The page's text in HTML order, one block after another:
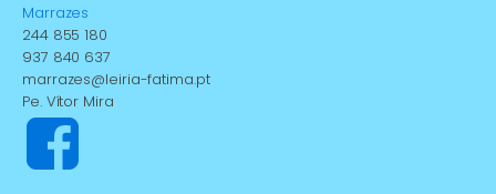
Marrazes
244 855 180
937 840 637
marrazes@leiria-fatima.pt
Pe. Vítor Mira